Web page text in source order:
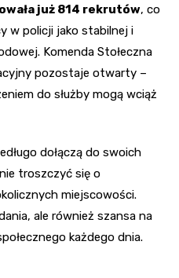
już 814 rekrutów, co
w policji jako stabilnej i
Komenda Stołeczna
pozostaje otwarty –
do służby mogą wciąż
dołączą do swoich
troszczyć się o
miejscowości.
ale również szansa na
każdego dnia.